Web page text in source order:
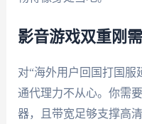
影音游戏双重刚
对“海外用户回国打国服
通代理力不从心。你需
器，且带宽足够支撑高